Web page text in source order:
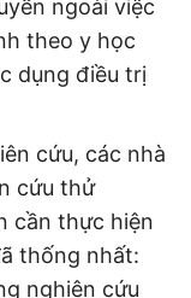
ngoài việc
theo y học
dụng điều trị
cứu, các nhà
cứu thử
cần thực hiện
thống nhất:
nghiên cứu